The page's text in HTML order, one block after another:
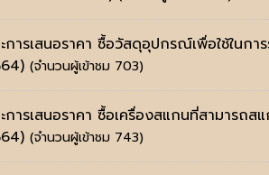
การเสนอราคา ซื้อวัสดุอุปกรณ์เพื่อใช้ในก
(จำนวนผู้เข้าชม 703)
การเสนอราคา ซื้อเครื่องสแกนที่สามารถ
(จำนวนผู้เข้าชม 743)